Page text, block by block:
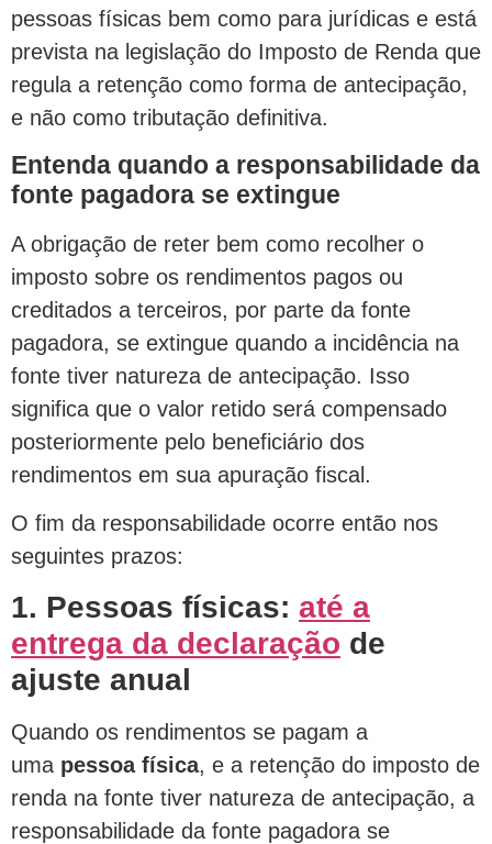
pessoas físicas bem como para jurídicas e está
prevista na legislação do Imposto de Renda que
regula a retenção como forma de antecipação,
e não como tributação definitiva.
Entenda quando a responsabilidade da
fonte pagadora se extingue
A obrigação de reter bem como recolher o
imposto sobre os rendimentos pagos ou
creditados a terceiros, por parte da fonte
pagadora, se extingue quando a incidência na
fonte tiver natureza de antecipação. Isso
significa que o valor retido será compensado
posteriormente pelo beneficiário dos
rendimentos em sua apuração fiscal.
O fim da responsabilidade ocorre então nos
seguintes prazos:
1. Pessoas físicas: até a
entrega da declaração de
ajuste anual
Quando os rendimentos se pagam a
uma pessoa física, e a retenção do imposto de
renda na fonte tiver natureza de antecipação, a
responsabilidade da fonte pagadora se